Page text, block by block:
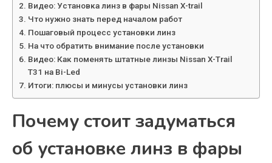
Видео: Установка линз в фары Nissan X-trail
Что нужно знать перед началом работ
Пошаговый процесс установки линз
На что обратить внимание после установки
Видео: Как поменять штатные линзы Nissan X-Trail
T31 на Bi-Led
Итоги: плюсы и минусы установки линз
Почему стоит задуматься
об установке линз в фары